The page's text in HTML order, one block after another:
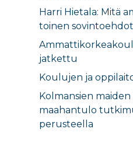
Harri Hietala: Mitä
toinen
jatkettu
Koulujen ja
Kolmansien maiden
maahantulo
perusteella​